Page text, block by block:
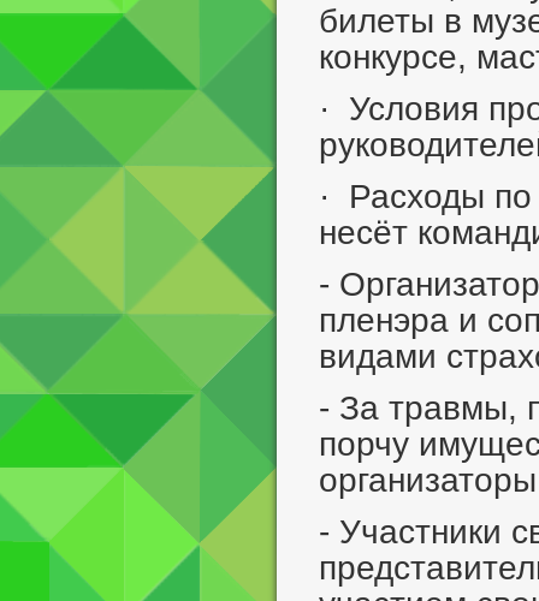
билеты в
конкурсе,
· Условия
· Расходы
несёт
-
пленэра и
видами
- За травмы,
порчу
- Участники